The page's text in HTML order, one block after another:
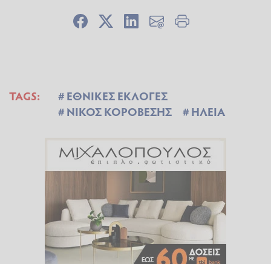
TAGS:
ΕΘΝΙΚΕΣ ΕΚΛΟΓΕΣ
ΝΙΚΟΣ ΚΟΡΟΒΕΣΗΣ
ΗΛΕΙΑ